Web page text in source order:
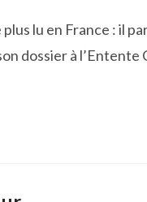
lu en France : il
dossier à